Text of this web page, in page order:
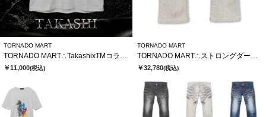
TORNADO MART
￥11,000(税込)
TORNADO MART
￥32,780(税込)